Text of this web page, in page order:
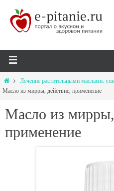
Лечение растительными маслами:
Масло из мирры, действие, применение
Масло из мирры,
применение